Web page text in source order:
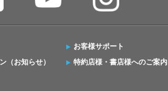
（お知らせ）
お客様サポート
特約店様・書店様へのご案内